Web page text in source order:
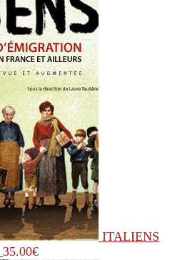
ITALIENS
35.00€